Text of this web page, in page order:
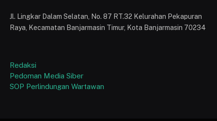
Jl. Lingkar Dalam Selatan, No. 87 RT.32 Kelurahan Pekapuran
Raya, Kecamatan Banjarmasin Timur, Kota Banjarmasin 70234
Redaksi
Pedoman Media Siber
SOP Perlindungan Wartawan